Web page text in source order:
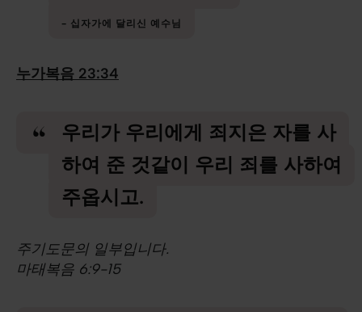
십자가에 달리신 예수님
누가복음 23:34
우리가 우리에게 죄지은 자를 사
하여 준 것같이 우리 죄를 사하여
주옵시고.
주기도문의 일부입니다.
마태복음 6:9-15